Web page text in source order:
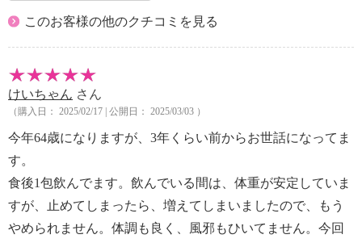
このお客様の他のクチコミを見る
けいちゃん さん
（購入日： 2025/02/17 | 公開日： 2025/03/03 ）
今年64歳になりますが、3年くらい前からお世話になってま
す。
食後1包飲んでます。飲んでいる間は、体重が安定していま
すが、止めてしまったら、増えてしまいましたので、もう
やめられません。体調も良く、風邪もひいてません。今回